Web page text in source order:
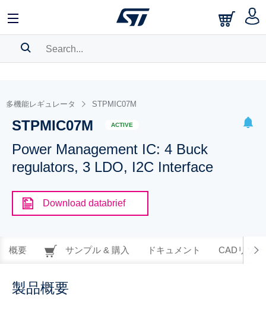
BOOKMARK
Pleaselog into show your saved searches.
多機能レギュレータ STPMIC07M
STPMIC07M ACTIVE
Power Management IC: 4 Buck
regulators, 3 LDO, I2C Interface
Download databrief
概要 サンプル & 購入 ドキュメント CADリソー
製品概要